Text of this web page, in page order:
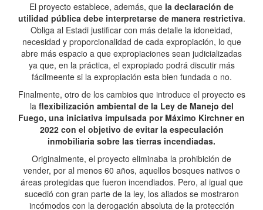
El proyecto establece, además, que la declaración de
utilidad pública debe interpretarse de manera restrictiva.
Obliga al Estadi justificar con más detalle la idoneidad,
necesidad y proporcionalidad de cada expropiación, lo que
abre más espacio a que expropiaciones sean judicializadas
ya que, en la práctica, el expropiado podrá discutir más
fácilmeente si la expropiación esta bien fundada o no.
Finalmente, otro de los cambios que introduce el proyecto es
la flexibilización ambiental de la Ley de Manejo del
Fuego, una iniciativa impulsada por Máximo Kirchner en
2022 con el objetivo de evitar la especulación
inmobiliaria sobre las tierras incendiadas.
Originalmente, el proyecto eliminaba la prohibición de
vender, por al menos 60 años, aquellos bosques nativos o
áreas protegidas que fueron incendiados. Pero, al igual que
sucedió con gran parte de la ley, los aliados se mostraron
incómodos con la derogación absoluta de la protección